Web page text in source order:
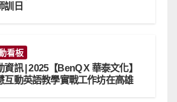
訓日
看板
資訊 | 2025【BenQ X 華泰文化】
互動英語教學實戰工作坊在高雄